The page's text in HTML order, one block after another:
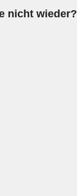
nicht wieder?